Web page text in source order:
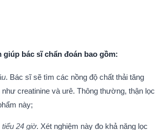
giúp bác sĩ chẩn đoán bao gồm:
. Bác sĩ sẽ tìm các nồng độ chất thải tăng
creatinine và urê. Thông thường, thận lọc
này;
24 giờ. Xét nghiệm này đo khả năng lọc